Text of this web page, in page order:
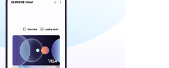
тоогоор төгссөн автомашинтай
мянган төгрөгөнд БЕНЗИН авна